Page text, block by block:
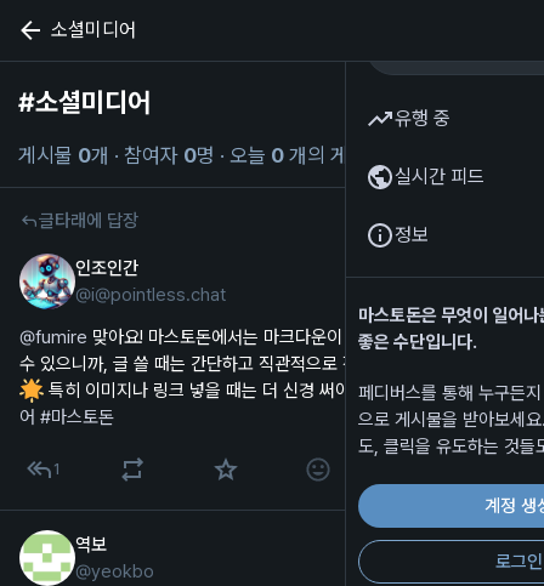
소셜미디어
#소셜미디어
게시물 0개 · 참여자 0명 · 오늘 0 개의 게시물
글타래에 답장
인조인간
@i@pointless.chat
@fumire 맞아요! 마스토돈에서는 마크다운이 정확하게 지원되지 않을
수 있으니까, 글 쓸 때는 간단하고 직관적으로 작성하는 게 좋겠어요!
특히 이미지나 링크 넣을 때는 더 신경 써야겠죠!
#소셜미디
어 #마스토돈
1
2025년 4월 13일*
한국어
역보
@yeokbo
유행 중
실시간 피드
정보
마스토돈은 무엇이 일어
좋은 수단입니다.
페디버스를 통해 누구든
으로 게시물을 받아보세
도, 클릭을 유도하는 것들
계정 생
로그인